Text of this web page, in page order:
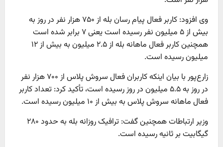
وی افزود: کاربر فعال پیام رسان بله از ۷۵۰ هزار نفر در روز به
بیش از ۵ میلیون نفر رسیده است یعنی ۷ برابر شده است
همچنین کاربر فعال ماهانه بله از ۲.۵ میلیون به بیش از ۱۲
میلیون رسیده است.
زارع‌پور با بیان اینکه کاربران فعال سروش پلاس از ۷۰۰ هزار نفر
در روز به ۵.۵ میلیون در روز رسیده است، تأکید کرد: تعداد کاربر
فعال ماهانه سروش پلاس به بیش از ۱۰ میلیون رسیده است.
وزیر ارتباطات همچنین گفت: ترافیک روزانه بله به حدود ۲۸۰
گیگابیت بر ثانیه رسیده است.